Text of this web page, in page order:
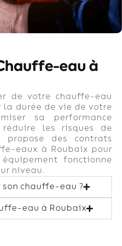
eau à
de votre chauffe-eau
durée de vie de votre
sa performance
les risques de
propose des contrats
eaux à Roubaix pour
fonctionne
niveau.
chauffe-eau ?
eau à Roubaix